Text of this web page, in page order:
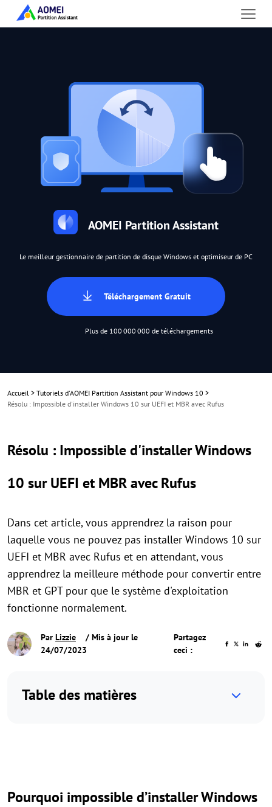
AOMEI Partition Assistant
Le meilleur gestionnaire de partition de disque Windows et optimiseur de PC
Téléchargement Gratuit
Plus de 100 000 000 de téléchargements
Accueil > Tutoriels d'AOMEI Partition Assistant pour Windows 10 >
Résolu : Impossible d'installer Windows 10 sur UEFI et MBR avec Rufus
Résolu : Impossible d'installer Windows
10 sur UEFI et MBR avec Rufus
Dans cet article, vous apprendrez la raison pour
laquelle vous ne pouvez pas installer Windows 10 sur
UEFI et MBR avec Rufus et en attendant, vous
apprendrez la meilleure méthode pour convertir entre
MBR et GPT pour que le système d'exploitation
fonctionne normalement.
Par Lizzie
/ Mis à jour le
24/07/2023
Partagez
ceci :
Table des matières
Pourquoi impossible d’installer Windows